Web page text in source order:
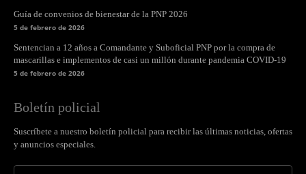
Guía de convenios de bienestar de la PNP 2026
5 de febrero de 2026
Sentencian a 12 años a Comandante y Suboficial PNP por la compra de
mascarillas e implementos de casi un millón durante pandemia COVID-19
5 de febrero de 2026
Boletín policial
Suscríbete a nuestro boletín policial para recibir las últimas noticias, ofertas
y anuncios especiales.